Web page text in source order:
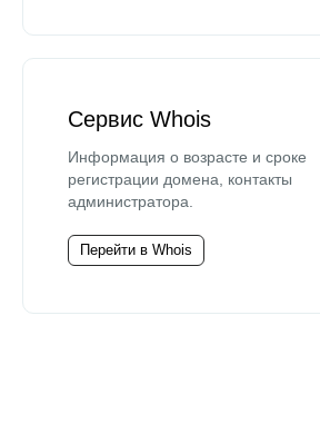
Сервис Whois
Информация о возрасте и сроке
регистрации домена, контакты
администратора.
Перейти в Whois